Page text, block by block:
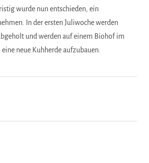
wurde nun entschieden, ein
In der ersten Juliwoche werden
und werden auf einem Biohof im
neue Kuhherde aufzubauen.